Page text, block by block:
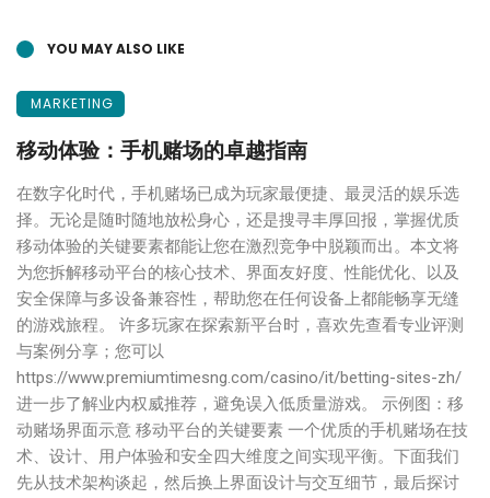
YOU MAY ALSO LIKE
MARKETING
移动体验：手机赌场的卓越指南
在数字化时代，手机赌场已成为玩家最便捷、最灵活的娱乐选
择。无论是随时随地放松身心，还是搜寻丰厚回报，掌握优质
移动体验的关键要素都能让您在激烈竞争中脱颖而出。本文将
为您拆解移动平台的核心技术、界面友好度、性能优化、以及
安全保障与多设备兼容性，帮助您在任何设备上都能畅享无缝
的游戏旅程。 许多玩家在探索新平台时，喜欢先查看专业评测
与案例分享；您可以
https://www.premiumtimesng.com/casino/it/betting-sites-zh/
进一步了解业内权威推荐，避免误入低质量游戏。 示例图：移
动赌场界面示意 移动平台的关键要素 一个优质的手机赌场在技
术、设计、用户体验和安全四大维度之间实现平衡。下面我们
先从技术架构谈起，然后换上界面设计与交互细节，最后探讨